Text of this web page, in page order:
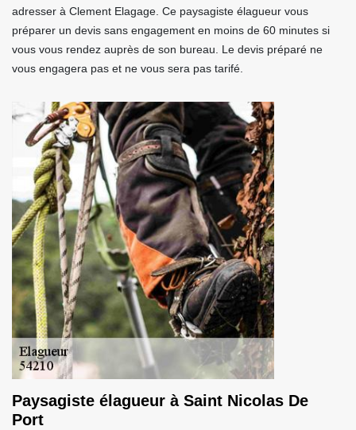
adresser à Clement Elagage. Ce paysagiste élagueur vous
préparer un devis sans engagement en moins de 60 minutes si
vous vous rendez auprès de son bureau. Le devis préparé ne
vous engagera pas et ne vous sera pas tarifé.
Paysagiste élagueur à Saint Nicolas De
Port